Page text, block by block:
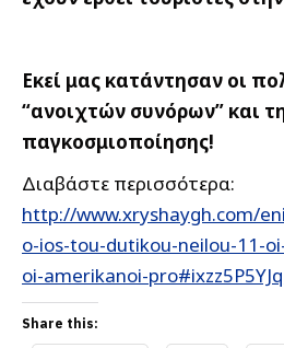
Εκεί μας κατάντησαν οι
“ανοιχτών συνόρων” και
παγκοσμιοποίησης!
Διαβάστε περισσότερα:
http://www.xryshaygh.com/
o-ios-tou-dutikou-neilou-11-
oi-amerikanoi-
Share this: